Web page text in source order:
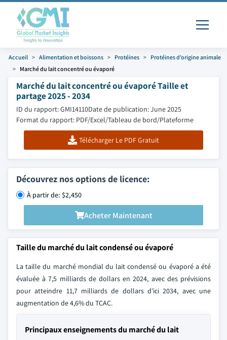
Accueil Alimentation et boissons Protéines
Protéines d’origine animale
Marché du lait concentré ou évaporé
Marché du lait concentré ou évaporé Taille et
partage 2025 - 2034
ID du rapport: GMI14110Date de publication: June 2025
Format du rapport: PDF/Excel/Tableau de bord/Plateforme
Télécharger Le PDF Gratuit
Découvrez nos options de licence:
À partir de: $2,450
Acheter Maintenant
Taille du marché du lait condensé ou évaporé
La taille du marché mondial du lait condensé ou évaporé a été
évaluée à 7,5 milliards de dollars en 2024, avec des prévisions
pour atteindre 11,7 milliards de dollars d'ici 2034, avec une
augmentation de 4,6% du TCAC.
Principaux enseignements du marché du lait